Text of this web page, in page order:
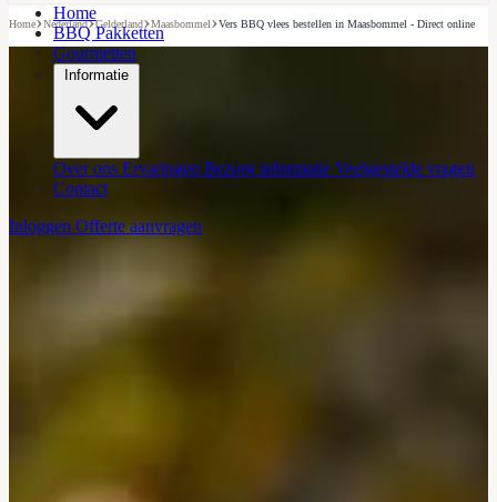
Home
BBQ Pakketten
Gourmetten
Informatie
Over ons Ervaringen Bezorg informatie Veelgestelde vragen
Contact
Inloggen Offerte aanvragen
Home›Nederland›Gelderland›Maasbommel›Vers BBQ vlees bestellen in Maasbommel - Direct online